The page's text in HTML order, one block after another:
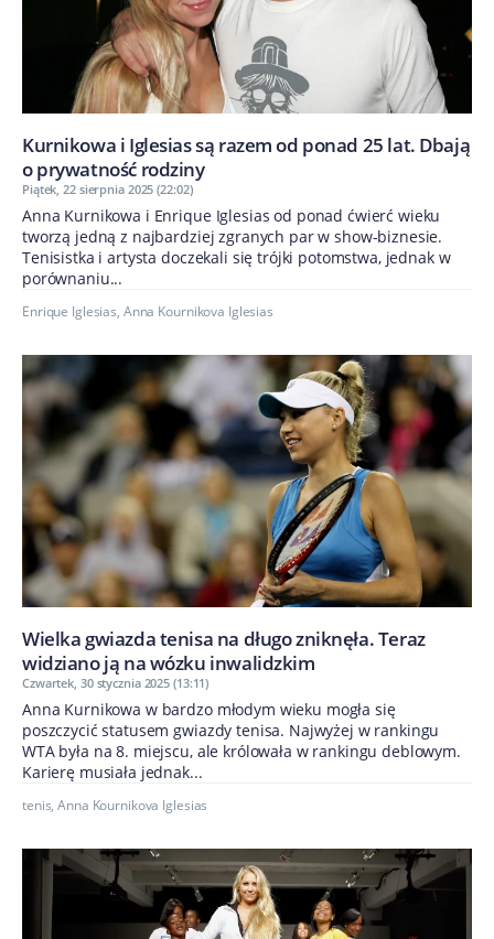
Kurnikowa i Iglesias są razem od ponad 25 lat. Dbają
o prywatność rodziny
Piątek, 22 sierpnia 2025 (22:02)
Anna Kurnikowa i Enrique Iglesias od ponad ćwierć wieku
tworzą jedną z najbardziej zgranych par w show-biznesie.
Tenisistka i artysta doczekali się trójki potomstwa, jednak w
porównaniu...
Enrique Iglesias, Anna Kournikova Iglesias
Wielka gwiazda tenisa na długo zniknęła. Teraz
widziano ją na wózku inwalidzkim
Czwartek, 30 stycznia 2025 (13:11)
Anna Kurnikowa w bardzo młodym wieku mogła się
poszczycić statusem gwiazdy tenisa. Najwyżej w rankingu
WTA była na 8. miejscu, ale królowała w rankingu deblowym.
Karierę musiała jednak...
tenis,Anna Kournikova Iglesias